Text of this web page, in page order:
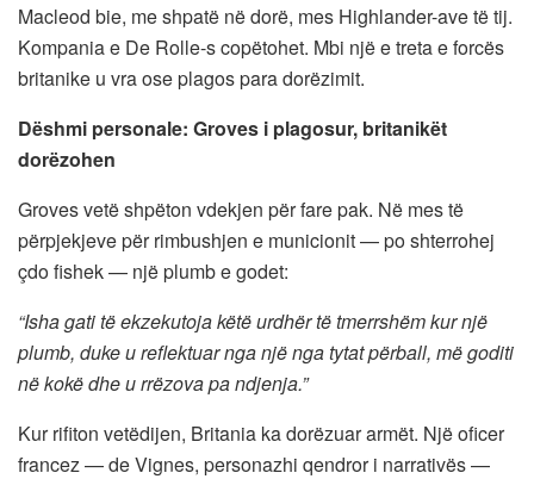
Macleod bie, me shpatë në dorë, mes Highlander-ave të tij.
Kompania e De Rolle-s copëtohet. Mbi një e treta e forcës
britanike u vra ose plagos para dorëzimit.
Dëshmi personale: Groves i plagosur, britanikët
dorëzohen
Groves vetë shpëton vdekjen për fare pak. Në mes të
përpjekjeve për rimbushjen e municionit — po shterrohej
çdo fishek — një plumb e godet:
“Isha gati të ekzekutoja këtë urdhër të tmerrshëm kur një
plumb, duke u reflektuar nga një nga tytat përball, më goditi
në kokë dhe u rrëzova pa ndjenja.”
Kur rifiton vetëdijen, Britania ka dorëzuar armët. Një oficer
francez — de Vignes, personazhi qendror i narrativës —